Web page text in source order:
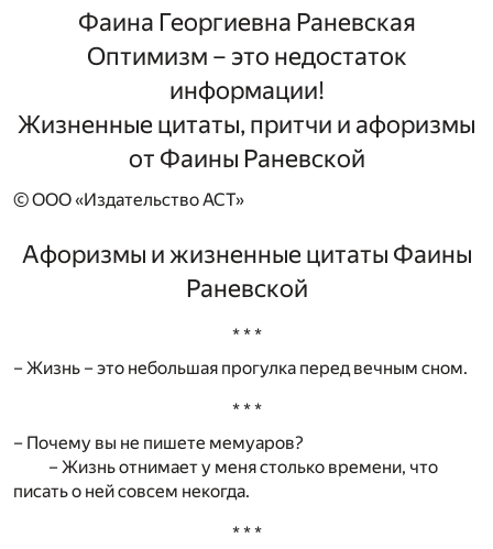
Фаина Георгиевна Раневская
Оптимизм – это недостаток
информации!
Жизненные цитаты, притчи и афоризмы
от Фаины Раневской
© ООО «Издательство АСТ»
Афоризмы и жизненные цитаты Фаины
Раневской
* * *
– Жизнь – это небольшая прогулка перед вечным сном.
* * *
– Почему вы не пишете мемуаров?
– Жизнь отнимает у меня столько времени, что
писать о ней совсем некогда.
* * *